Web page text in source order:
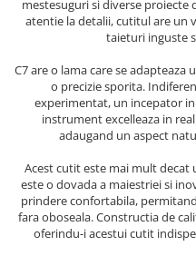
mestesuguri si diverse proiecte
atentie la detalii, cutitul are un
taieturi inguste
C7 are o lama care se
o precizie sporita.
experimentat, un incepator
instrument excelleaza in
adaugand un aspect
Acest cutit este mai mult
este o dovada a maiestriei si
prindere confortabila,
fara oboseala. Constructia de
oferindu-i acestui cutit